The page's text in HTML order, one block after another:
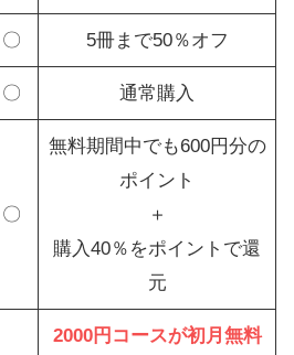
〇 5冊まで50％オフ
〇 通常購入
〇
無料期間中でも600円分の
ポイント
＋
購入40％をポイントで還
元
2000円コースが初月無料